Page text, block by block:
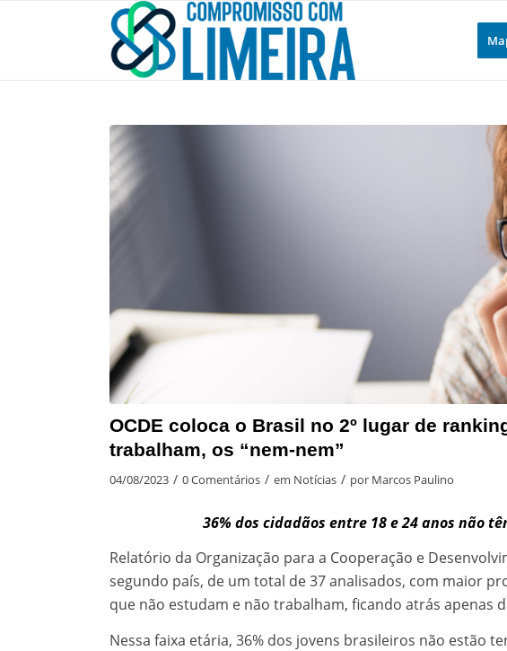
OCDE coloca o Brasil no 2º lugar de
trabalham, os “nem-nem”
04/08/2023 / 0 Comentários / em Notícias / por Marcos Paulino
36% dos cidadãos entre 18 e 24 anos não
Relatório da Organização para a Cooperação e
segundo país, de um total de 37 analisados, com maior
que não estudam e não trabalham, ficando atrás apenas
Nessa faixa etária, 36% dos jovens brasileiros não estão